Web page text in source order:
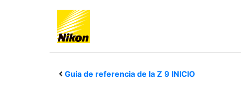
Guia de referencia de la Z 9 INICIO